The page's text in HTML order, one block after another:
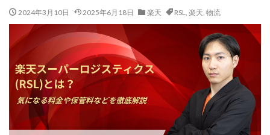
2024年3月10日 2025年6月18日 楽天 RSL, 楽天, 物流
2025年EC戦略
365日配送
3Dセキュア2.0
ABテスト
AI広告運用 AI検索対策
AI活用
Amazon DSP
Amazon DSP運用
Amazon FBA
Amazon Pay
AmazonPay
Amazonサイバーマンデー
Amazonブラックフライデー
Amazonプライムデー
Amazonマーケティング